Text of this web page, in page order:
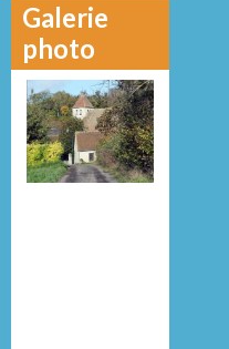
Galerie
photo